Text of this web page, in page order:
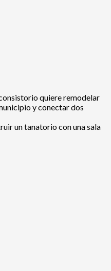
quiere remodelar
y conectar dos
un tanatorio con una sala